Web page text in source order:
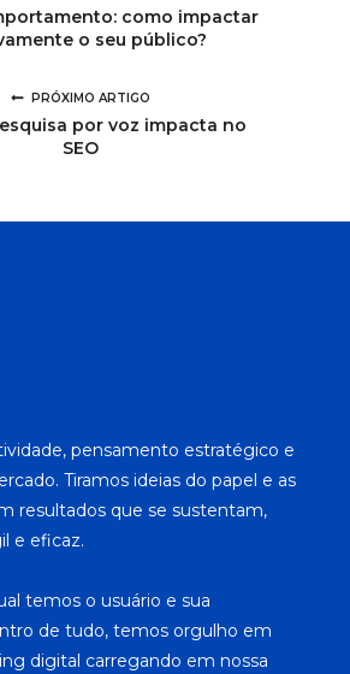
como impactar
o seu público?
PRÓXIMO ARTIGO
por voz impacta no
SEO
pensamento estratégico e
Tiramos ideias do papel e as
resultados que se sustentam,
e eficaz.
temos o usuário e sua
de tudo, temos orgulho em
digital carregando em nossa